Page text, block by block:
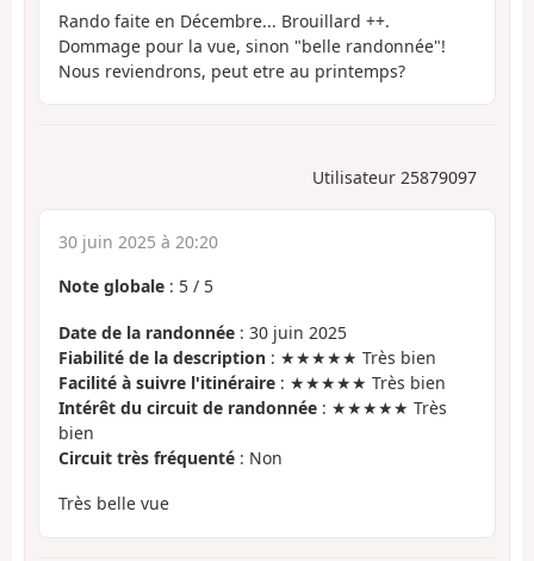
Rando faite en Décembre... Brouillard ++.
Dommage pour la vue, sinon "belle randonnée"!
Nous reviendrons, peut etre au printemps?
Utilisateur 25879097
30 juin 2025 à 20:20
Note globale : 5 / 5
Date de la randonnée : 30 juin 2025
Fiabilité de la description : ★★★★★ Très bien
Facilité à suivre l'itinéraire : ★★★★★ Très bien
Intérêt du circuit de randonnée : ★★★★★ Très
bien
Circuit très fréquenté : Non
Très belle vue